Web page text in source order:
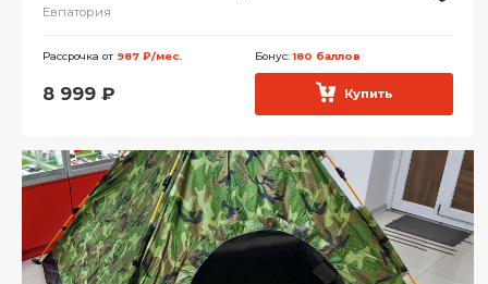
Евпатория
Рассрочка от 987 ₽/мес. Бонус:180 баллов
8 999 ₽ Купить